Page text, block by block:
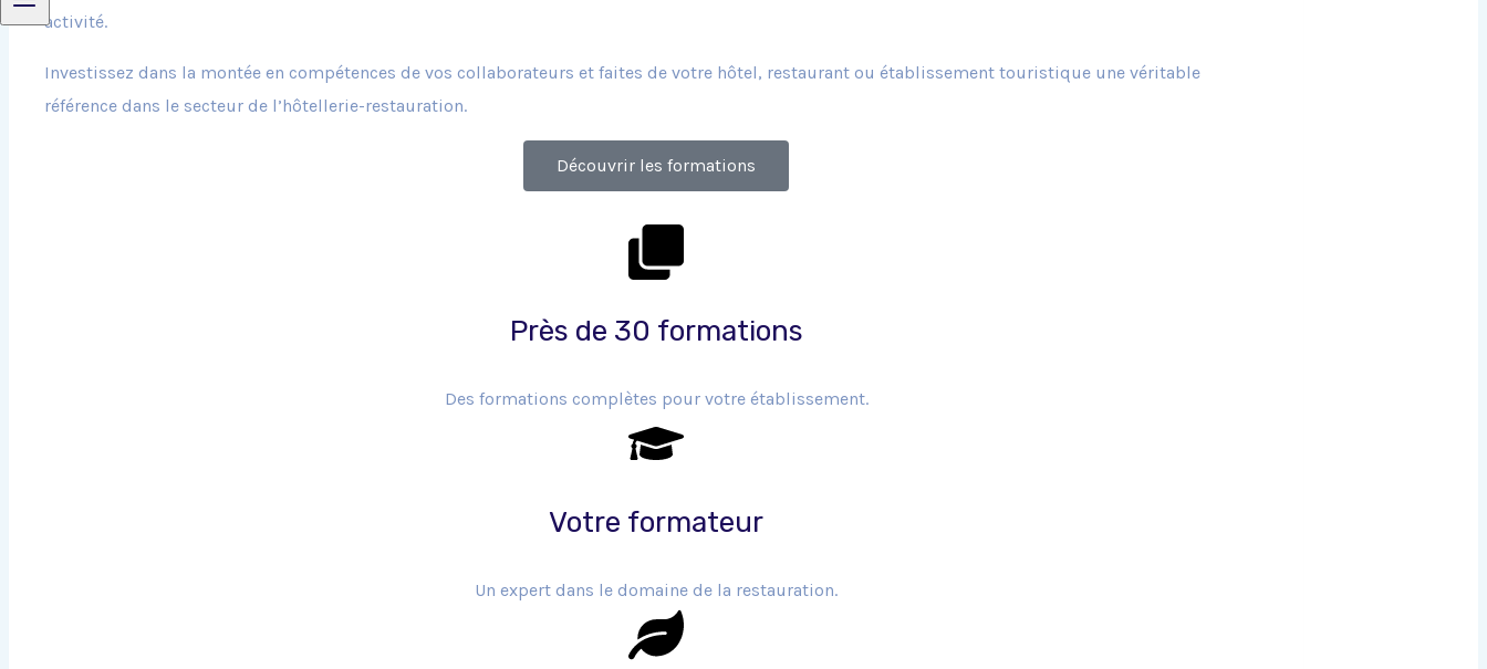
activité.
Investissez dans la montée en compétences de vos collaborateurs et faites de votre hôtel, restaurant ou établissement touristique une véritable
référence dans le secteur de l’hôtellerie-restauration.
Découvrir les formations
Près de 30 formations
Des formations complètes pour votre établissement.
Votre formateur
Un expert dans le domaine de la restauration.